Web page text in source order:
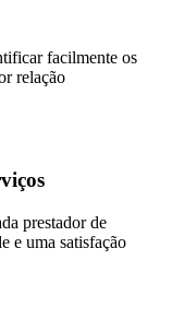
facilmente os
relação
prestador de
e uma satisfação